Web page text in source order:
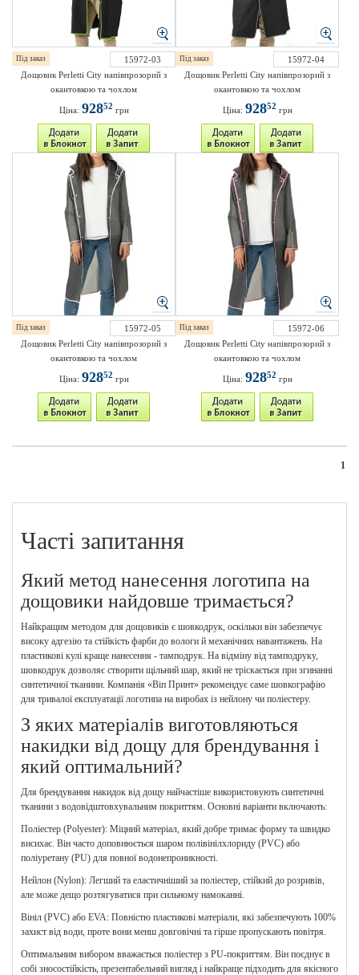
Під заказ
15972-03
Дощовик Perletti City напівпрозорий з
окантовкою та чохлом
Ціна: 92852 грн
Під заказ
15972-04
Дощовик Perletti City напівпрозорий з
окантовкою та чохлом
Ціна: 92852 грн
Під заказ
15972-05
Дощовик Perletti City напівпрозорий з
окантовкою та чохлом
Ціна: 92852 грн
Під заказ
15972-06
Дощовик Perletti City напівпрозорий з
окантовкою та чохлом
Ціна: 92852 грн
1
Часті запитання
Який метод нанесення логотипа на
дощовики найдовше тримається?
Найкращим методом для дощовиків є шовкодрук, оскільки він забезпечує
високу адгезію та стійкість фарби до вологи й механічних навантажень. На
пластикові кулі краще нанесення - тамподрук. На відміну від тамподруку,
шовкодрук дозволяє створити щільний шар, який не тріскається при згинанні
синтетичної тканини. Компанія «Віп Принт» рекомендує саме шовкографію
для тривалої експлуатації логотипа на виробах із нейлону чи поліестеру.
З яких матеріалів виготовляються
накидки від дощу для брендування і
який оптимальний?
Для брендування накидок від дощу найчастіше використовують синтетичні
тканини з водовідштовхувальним покриттям. Основні варіанти включають:
Поліестер (Polyester): Міцний матеріал, який добре тримає форму та швидко
висихає. Він часто доповнюється шаром полівінілхлориду (PVC) або
поліуретану (PU) для повної водонепроникності.
Нейлон (Nylon): Легший та еластичніший за поліестер, стійкий до розривів,
але може дещо розтягуватися при сильному намоканні.
Вініл (PVC) або EVA: Повністю пластикові матеріали, які забезпечують 100%
захист від води, проте вони менш довговічні та гірше пропускають повітря.
Оптимальним вибором вважається поліестер з PU-покриттям. Він поєднує в
собі зносостійкість, презентабельний вигляд і найкраще підходить для якісного